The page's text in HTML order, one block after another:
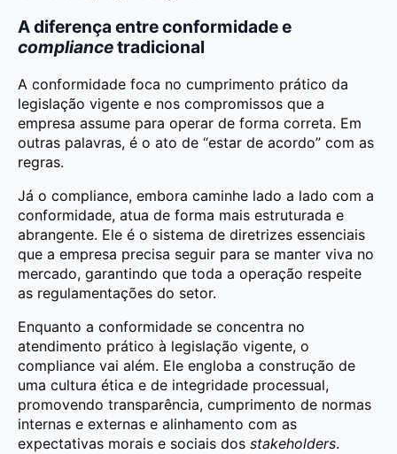
A diferença entre conformidade e
compliancetradicional
A conformidade foca no cumprimento prático da
legislação vigente e nos compromissos que a
empresa assume para operar de forma correta. Em
outras palavras, é o ato de “estar de acordo” com as
regras.
Já o compliance, embora caminhe lado a lado com a
conformidade, atua de forma mais estruturada e
abrangente. Ele é o sistema de diretrizes essenciais
que a empresa precisa seguir para se manter viva no
mercado, garantindo que toda a operação respeite
as regulamentações do setor.
Enquanto a conformidade se concentra no
atendimento prático à legislação vigente, o
compliance vai além. Ele engloba a construção de
uma cultura ética e de integridade processual,
promovendo transparência, cumprimento de normas
internas e externas e alinhamento com as
expectativas morais e sociais dos stakeholders.